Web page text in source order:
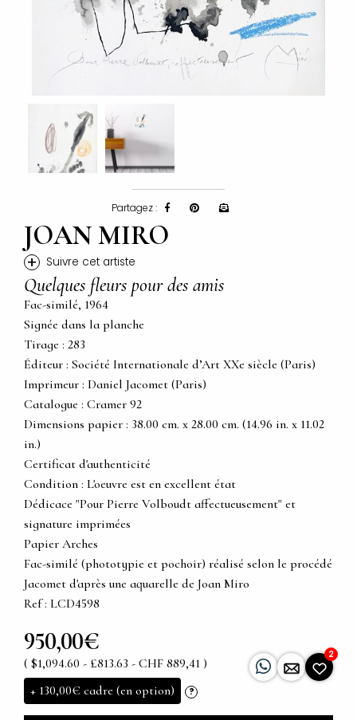
Partagez :
JOAN MIRO
+ Suivre cet artiste
Quelques fleurs pour des amis
Fac-similé, 1964
Signée dans la planche
Tirage : 283
Éditeur : Société Internationale d’Art XXe siècle (Paris)
Imprimeur : Daniel Jacomet (Paris)
Catalogue : Cramer 92
Dimensions papier : 38.00 cm. x 28.00 cm. (14.96 in. x 11.02
in.)
Certificat d'authenticité
Condition : L'oeuvre est en excellent état
Dédicace "Pour Pierre Volboudt affectueusement" et
signature imprimées
Papier Arches
Fac-similé (phototypie et pochoir) réalisé selon le procédé
Jacomet d'après une aquarelle de Joan Miro
Ref : LCD4598
950,00€
( $1,094.60 - £813.63 - CHF 889,41 )
+ 130,00€ cadre (en option) ?
2